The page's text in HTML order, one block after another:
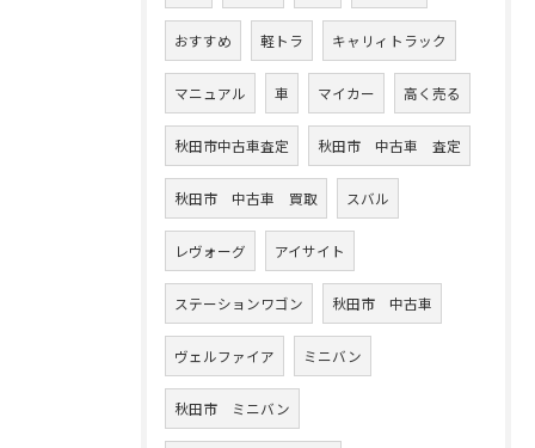
おすすめ 軽トラ キャリィトラック
マニュアル 車 マイカー 高く売る
秋田市中古車査定 秋田市 中古車 査定
秋田市 中古車 買取 スバル
レヴォーグ アイサイト
ステーションワゴン 秋田市 中古車
ヴェルファイア ミニバン
秋田市 ミニバン